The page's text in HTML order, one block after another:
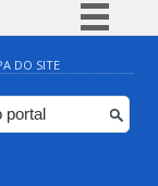
BR
DO SITE